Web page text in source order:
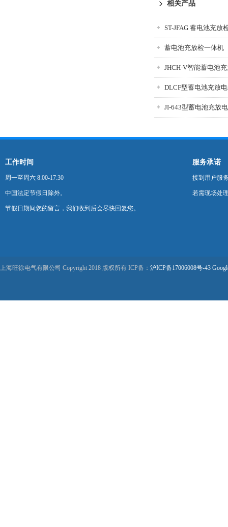
相关产品
ST-JFAG 蓄电池充放
蓄电池充放检一体机
JHCH-V智能蓄电池
DLCF型蓄电池充放
JI-643型蓄电池充放
工作时间
周一至周六 8:00-17:30
中国法定节假日除外。
节假日期间您的留言，我们收到后会尽快回复您。
服务承诺
接到用户服
若需现场处
上海旺徐电气有限公司 Copyright 2018 版权所有 ICP备： 沪ICP备17006008号-43